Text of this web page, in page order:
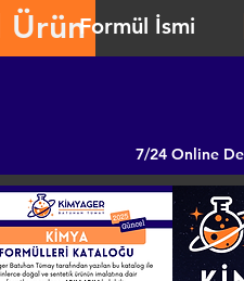
ÜrünFormül İsmi
7/24 Online